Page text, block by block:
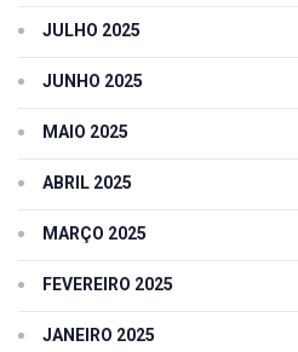
JULHO 2025
JUNHO 2025
MAIO 2025
ABRIL 2025
MARÇO 2025
FEVEREIRO 2025
JANEIRO 2025